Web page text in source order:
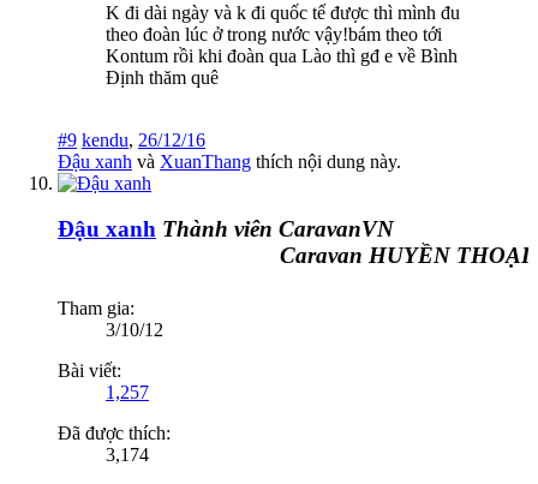
K đi dài ngày và k đi quốc tế được thì mình đu
theo đoàn lúc ở trong nước vậy!bám theo tới
Kontum rồi khi đoàn qua Lào thì gđ e về Bình
Định thăm quê
#9 kendu, 26/12/16
Đậu xanh và XuanThang thích nội dung này.
Đậu xanh Thành viên CaravanVN
Caravan HUYỀN THOẠI
Tham gia:
3/10/12
Bài viết:
1,257
Đã được thích:
3,174